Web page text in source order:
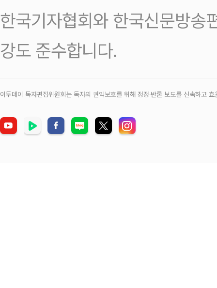
한국기자협회와 한국신문방송
강도 준수합니다.
이투데이 독자편집위원회는 독자의 권익보호를 위해 정정‧반론 보도를 신속하고